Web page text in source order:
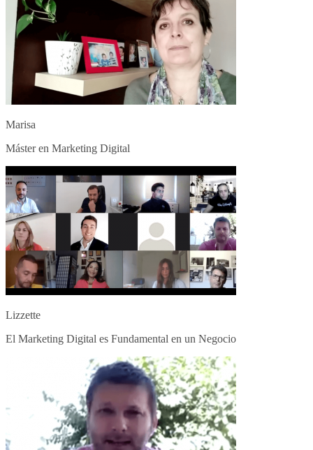
Marisa
Máster en Marketing Digital
Lizzette
El Marketing Digital es Fundamental en un Negocio